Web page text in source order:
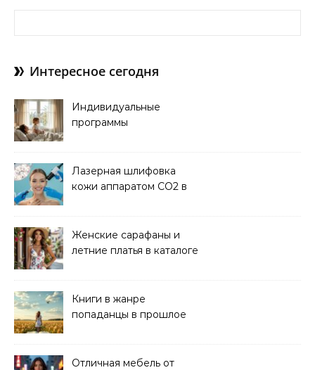
Интересное сегодня
Индивидуальные
программы
здоровья пациентов
Лазерная шлифовка
кожи аппаратом CO2 в
Женские сарафаны и
летние платья в каталоге
Книги в жанре
попаданцы в прошлое
Отличная мебель от